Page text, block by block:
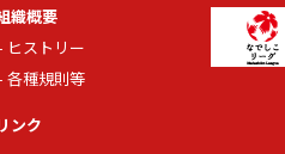
織概要
ヒストリー
各種規則等
ンク